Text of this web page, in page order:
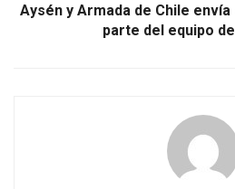
Aysén y Armada de Chile
parte del equipo